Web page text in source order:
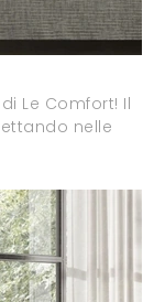
Le Comfort! Il
nelle